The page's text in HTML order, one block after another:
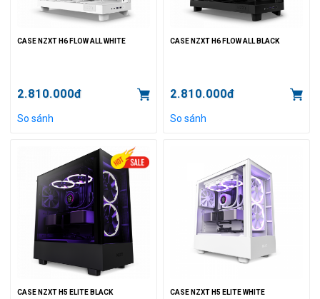
CASE NZXT H6 FLOW ALL WHITE
2.810.000đ
So sánh
CASE NZXT H6 FLOW ALL BLACK
2.810.000đ
So sánh
CASE NZXT H5 ELITE BLACK CASE NZXT H5 ELITE WHITE